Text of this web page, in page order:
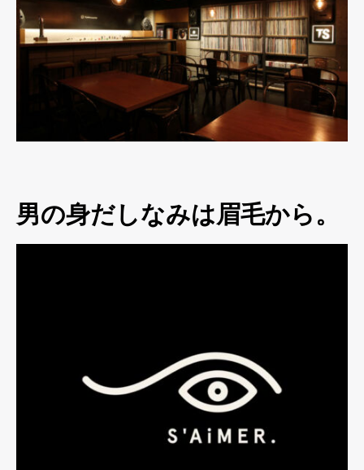
男の身だしなみは眉毛から。